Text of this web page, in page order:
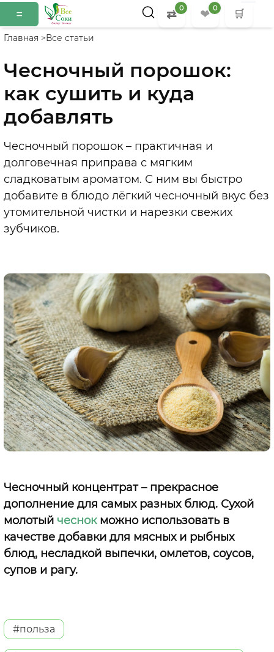
= ⇄ 0 ❤ 0 🛒
Главная >Все статьи
Чесночный порошок:
как сушить и куда
добавлять
Чесночный порошок – практичная и
долговечная приправа с мягким
сладковатым ароматом. С ним вы быстро
добавите в блюдо лёгкий чесночный вкус без
утомительной чистки и нарезки свежих
зубчиков.
Чесночный концентрат – прекрасное
дополнение для самых разных блюд. Сухой
молотый чеснок можно использовать в
качестве добавки для мясных и рыбных
блюд, несладкой выпечки, омлетов, соусов,
супов и рагу.
#польза